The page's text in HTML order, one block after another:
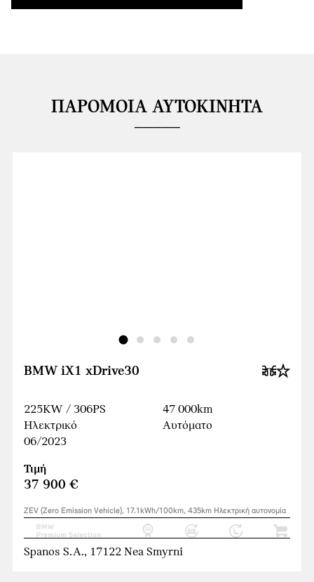
ΠΑΡΌΜΟΙΑ ΑΥΤΟΚΊΝΗΤΑ
BMW iX1 xDrive30
225KW / 306PS
Ηλεκτρικό
06/2023
47 000km
Αυτόματο
Τιμή
37 900 €
ZEV (Zero Emission Vehicle), 17.1kWh/100km, 435km Ηλεκτρική αυτονομία
Spanos S.A., 17122 Nea Smyrni